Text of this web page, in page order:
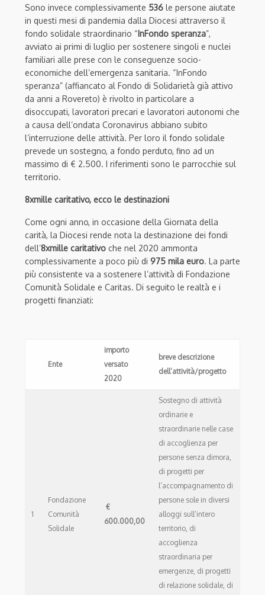
Sono invece complessivamente 536 le persone aiutate
in questi mesi di pandemia dalla Diocesi attraverso il
fondo solidale straordinario “InFondo speranza”,
avviato ai primi di luglio per sostenere singoli e nuclei
familiari alle prese con le conseguenze socio-
economiche dell’emergenza sanitaria. “InFondo
speranza” (affiancato al Fondo di Solidarietà già attivo
da anni a Rovereto) è rivolto in particolare a
disoccupati, lavoratori precari e lavoratori autonomi che
a causa dell’ondata Coronavirus abbiano subito
l’interruzione delle attività. Per loro il fondo solidale
prevede un sostegno, a fondo perduto, fino ad un
massimo di € 2.500. I riferimenti sono le parrocchie sul
territorio.
8xmille caritativo, ecco le destinazioni
Come ogni anno, in occasione della Giornata della
carità, la Diocesi rende nota la destinazione dei fondi
dell’8xmille caritativo che nel 2020 ammonta
complessivamente a poco più di 975 mila euro. La parte
più consistente va a sostenere l’attività di Fondazione
Comunità Solidale e Caritas. Di seguito le realtà e i
progetti finanziati:
Ente
importo
versato
2020
breve descrizione
dell’attività/progetto
1
Fondazione
Comunità
Solidale
€
600.000,00
Sostegno di attività
ordinarie e
straordinarie nelle case
di accoglienza per
persone senza dimora,
di progetti per
l’accompagnamento di
persone sole in diversi
alloggi sull’intero
territorio, di
accoglienza
straordinaria per
emergenze, di progetti
di relazione solidale, di